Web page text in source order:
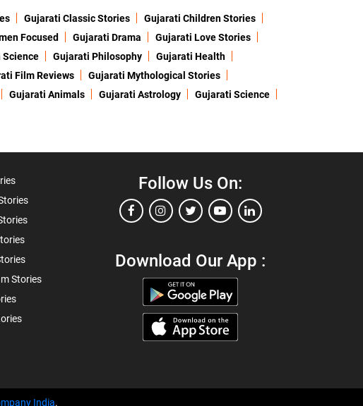
Gujarati Classic Stories
Gujarati Children Stories
Focused Gujarati Drama
Gujarati Love Stories
Science Gujarati Philosophy
Gujarati Health
Film Reviews
Gujarati Mythological Stories
Gujarati Animals Gujarati Astrology
Gujarati Science
Stories
Follow Us On:
Download Our App :
India.